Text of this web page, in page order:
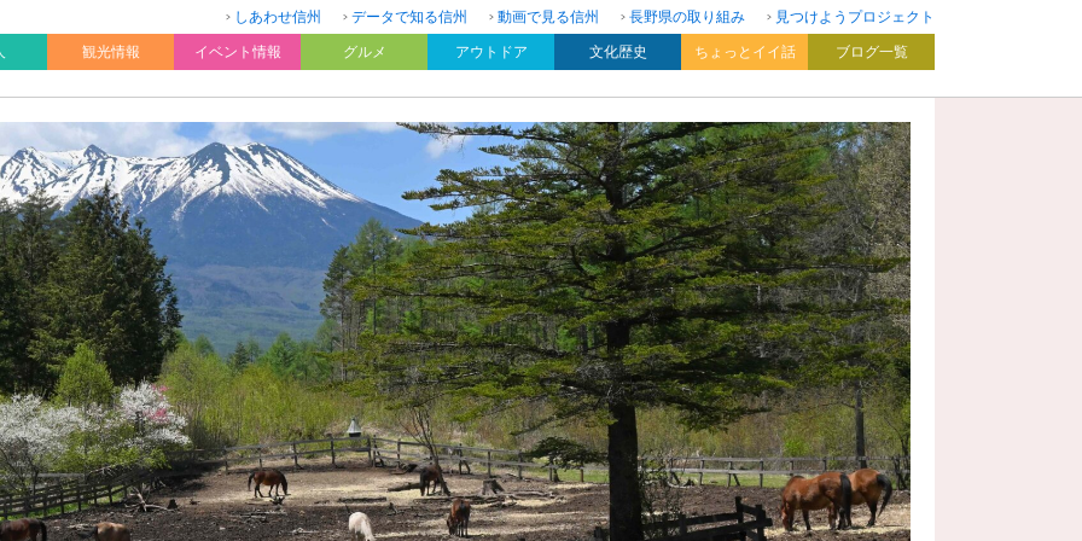
しあわせ信州 データで知る信州 動画で見る信州 長野県の取り組み
見つけようプロジェクト
観光情報 イベント情報 グルメ アウトドア 文化歴史 ちょっとイイ話 ブログ一覧